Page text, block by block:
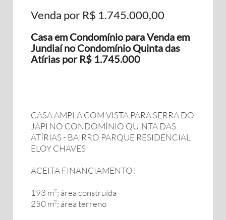
Venda por R$ 1.745.000,00
Casa em Condomínio para Venda em
Jundiaí no Condomínio Quinta das
Atírias por R$ 1.745.000
CASA AMPLA COM VISTA PARA SERRA DO
JAPI NO CONDOMÍNIO QUINTA DAS
ATÍRIAS - BAIRRO PARQUE RESIDENCIAL
ELOY CHAVES
ACEITA FINANCIAMENTO!
193 m²; área construída
250 m²; área terreno